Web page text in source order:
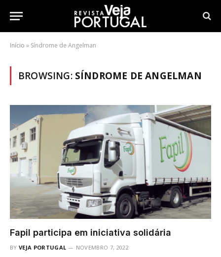
Início » Síndrome de Angelman
BROWSING: SÍNDROME DE ANGELMAN
Fapil participa em iniciativa solidária
BY VEJA PORTUGAL NOVEMBRO 7, 2022